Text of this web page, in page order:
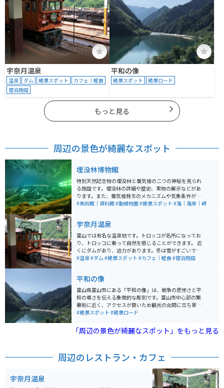
宇奈月温泉
温泉 ダム 絶景スポット
カフェ｜軽食
宿泊施設
平和の像
絶景スポット 絶景ロード
もっと見る
周辺の景色が綺麗なスポット
埋没林博物館
特別天然記念物の埋没林と蜃気楼の二つの神秘を見られ
る施設です。埋没林の詳細や歴史、実物の展示などがあ
ります。また、蜃気楼発生のメカニズムや気象条件があ
えば実際に蜃気楼を見ることもできる施設です。入口に
#美術館｜資料館#動植物園#絶景スポット #海｜海岸｜岬
宇奈月温泉
富山では有名な温泉地です。トロッコが名所になってお
り、トロッコに乗って自然を感じることができます。 近
くにダムがあり、迫力があります。冬は雪がすごいです
が、絶景です。
#温泉#ダム#絶景スポット #カフェ｜軽食#宿泊施設
平和の像
富山県富山市にある「平和の像」は、戦争の悲惨さと平
和の尊さを伝える象徴的な彫刻です。富山市中心部の繁
華街に近く、アクセスが良いため観光の合間に立ち寄り
やすいスポットです。周辺にはカフェや土産物店があ
隣に駐輪場があるため安心です。また、富山の美しい自
然や立山連峰を望むツーリングスポットも近く、ライダ
す。
#絶景スポット #絶景ロード
「周辺の景色が綺麗なスポット」をもっと見る
周辺のレストラン・カフェ
宇奈月温泉